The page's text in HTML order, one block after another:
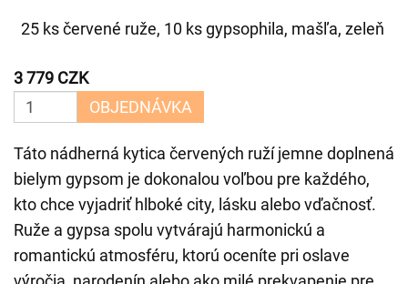
25 ks červené ruže, 10 ks gypsophila, mašľa, zeleň
3 779 CZK
OBJEDNÁVKA
Táto nádherná kytica červených ruží jemne doplnená
bielym gypsom je dokonalou voľbou pre každého,
kto chce vyjadriť hlboké city, lásku alebo vďačnosť.
Ruže a gypsa spolu vytvárajú harmonickú a
romantickú atmosféru, ktorú oceníte pri oslave